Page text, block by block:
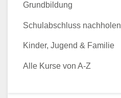
Grundbildung
Schulabschluss nachholen
Kinder, Jugend & Familie
Alle Kurse von A-Z